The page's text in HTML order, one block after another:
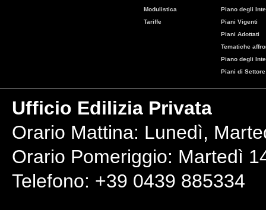
Modulistica
Tariffe
Piano degli
Piani Vigenti
Piani Adottati
Tematiche
Piano degli
Piani di Settore
Ufficio Edilizia Privata
Orario Mattina: Lunedì,
Orario Pomeriggio: Martedì
Telefono: +39 0439 885334